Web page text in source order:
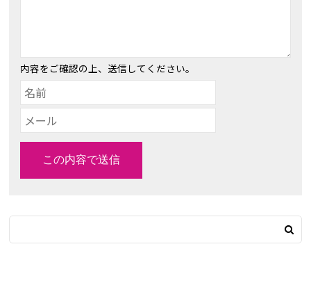
内容をご確認の上、送信してください。